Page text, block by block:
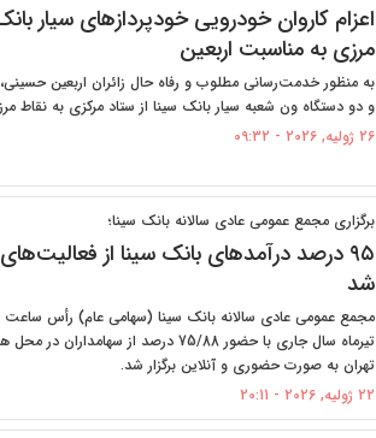
اعزام کاروان خودرویی خودپردازهای سیار
مرزی به مناسبت اربعین
به منظور خدمت‌رسانی مطلوب و رفاه حال زائران اربعین
و دو دستگاه ون شعبه سیار بانک سینا از ستاد مرکزی به نقاط
26 ژولیه, 2026 - 09:32
برگزاری مجمع عمومی عادی سالانه بانک سینا؛
۹۵ درصد درآمدهای بانک سینا از
شد
تیرماه سال جاری با حضور 75/88 درصد از
تهران به صورت حضوری و آنلاین برگزار شد.
22 ژولیه, 2026 - 20:11